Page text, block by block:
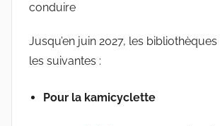
conduire
Jusqu’en juin 2027, les
les suivantes :
Pour la kamicyclette